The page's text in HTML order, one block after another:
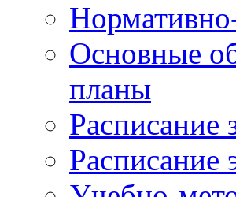
Основные
планы
Расписание
Расписание